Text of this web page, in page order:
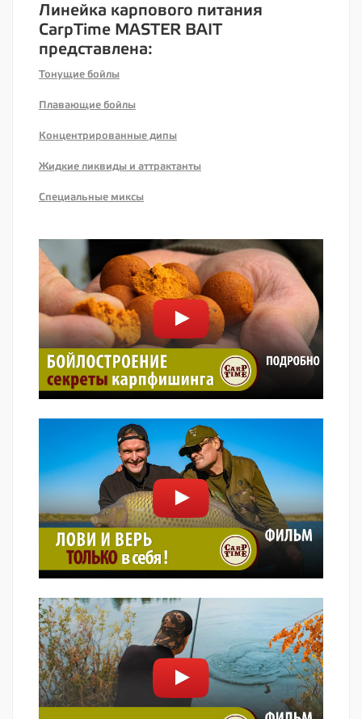
Линейка карпового питания
CarpTime MASTER BAIT
представлена:
Тонущие бойлы
Плавающие бойлы
Концентрированные дипы
Жидкие ликвиды и аттрактанты
Специальные миксы